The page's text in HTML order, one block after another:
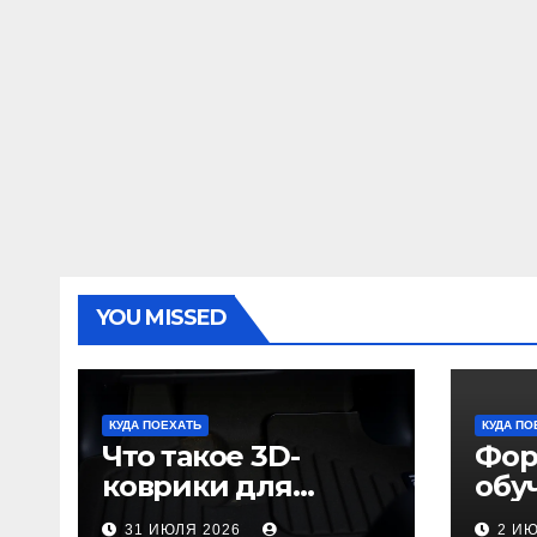
YOU MISSED
КУДА ПОЕХАТЬ
Что такое 3D-
коврики для
автомобиля и
31 ИЮЛЯ 2026
КУДА
2